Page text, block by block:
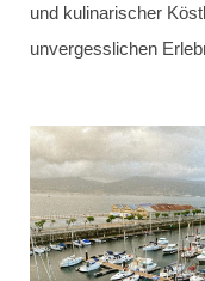
und kulinarischer
unvergesslichen